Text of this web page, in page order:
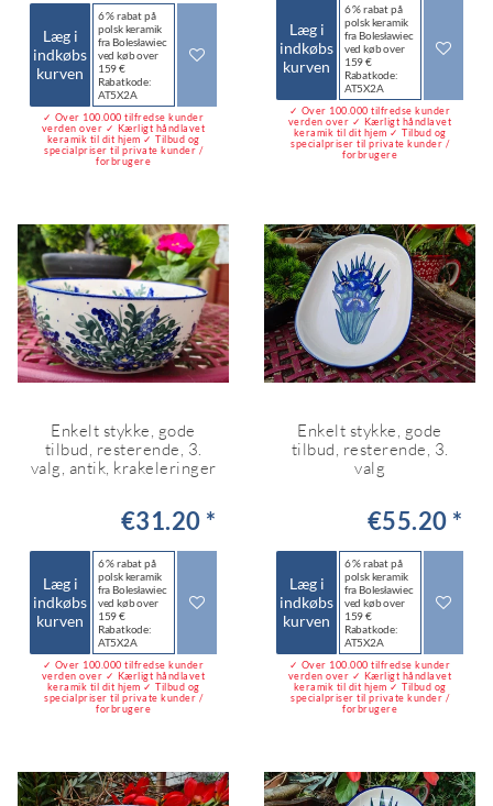
Læg i
indkøbs
kurven
6 % rabat på
polsk keramik
fra Bolesławiec
ved køb over
159 €
Rabatkode:
AT5X2A
✓ Over 100.000 tilfredse kunder
verden over ✓ Kærligt håndlavet
keramik til dit hjem ✓ Tilbud og
specialpriser til private kunder /
forbrugere
Læg i
indkøbs
kurven
6 % rabat på
polsk keramik
fra Bolesławiec
ved køb over
159 €
Rabatkode:
AT5X2A
✓ Over 100.000 tilfredse kunder
verden over ✓ Kærligt håndlavet
keramik til dit hjem ✓ Tilbud og
specialpriser til private kunder /
forbrugere
Enkelt stykke, gode
tilbud, resterende, 3.
valg, antik, krakeleringer
€31.20 *
Læg i
indkøbs
kurven
6 % rabat på
polsk keramik
fra Bolesławiec
ved køb over
159 €
Rabatkode:
AT5X2A
✓ Over 100.000 tilfredse kunder
verden over ✓ Kærligt håndlavet
keramik til dit hjem ✓ Tilbud og
specialpriser til private kunder /
forbrugere
Enkelt stykke, gode
tilbud, resterende, 3.
valg
€55.20 *
Læg i
indkøbs
kurven
6 % rabat på
polsk keramik
fra Bolesławiec
ved køb over
159 €
Rabatkode:
AT5X2A
✓ Over 100.000 tilfredse kunder
verden over ✓ Kærligt håndlavet
keramik til dit hjem ✓ Tilbud og
specialpriser til private kunder /
forbrugere